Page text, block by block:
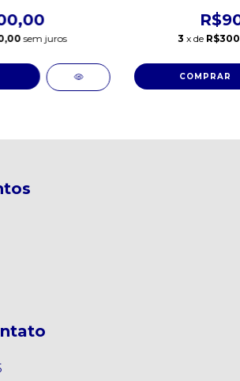
sem juros 3 x de